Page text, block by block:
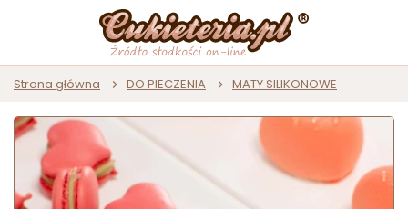
Strona główna DO PIECZENIA MATY SILIKONOWE